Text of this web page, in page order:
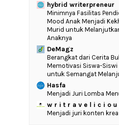
hybrid writerpreneur
‎Minimnya Fasilitas
Mood Anak Menjadi
Murid untuk
Anaknya
DeMagz
‎Berangkat dari Cerita
Memotivasi Siswa-Siswi
untuk Semangat
Hasfa
Menjadi Juri Lomba
w r i t r a v e l i c i o u
Menjadi juri konten